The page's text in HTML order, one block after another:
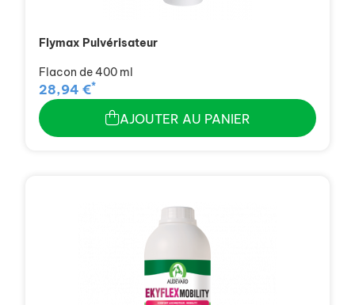
Flymax Pulvérisateur
Flacon de 400 ml
28,94 €*
AJOUTER AU PANIER